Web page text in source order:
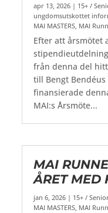
apr 13, 2026| 15+ /
ungdomsutskottet
MAI MASTERS, MAI
Efter att årsmötet
från denna del
till Bengt
finansierade
MAI:s Årsmöte...
MAI
ÅRET MED
jan 6, 2026| 15+ /
MAI MASTERS, MAI